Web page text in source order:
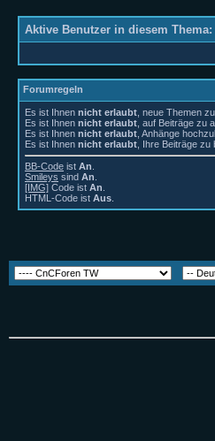
Aktive Benutzer in diesem Thema:
Forumregeln
Es ist Ihnen nicht erlaubt , neue Themen
Es ist Ihnen nicht erlaubt , auf Beiträge zu
Es ist Ihnen nicht erlaubt , Anhänge
Es ist Ihnen nicht erlaubt , Ihre Beiträge zu
BB-Code ist An
Smileys sind An
[IMG] Code ist An
HTML-Code ist Aus